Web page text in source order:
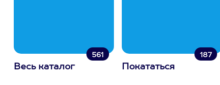
561
Весь каталог
187
Покататься